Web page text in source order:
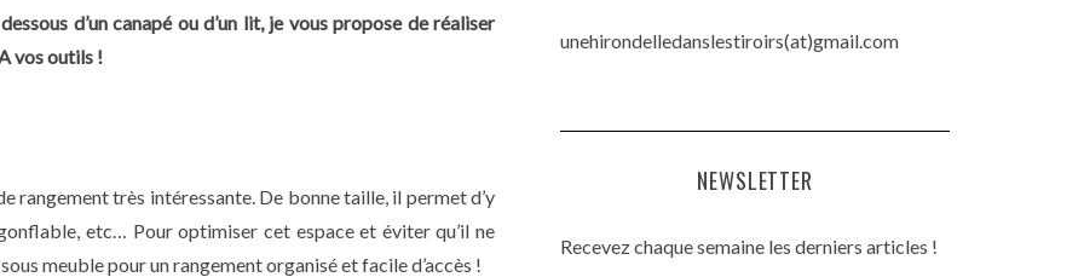
d’un canapé ou d’un lit, je vous propose de réaliser
vos outils !
rangement très intéressante. De bonne taille, il permet d’y
etc… Pour optimiser cet espace et éviter qu’il ne
meuble pour un rangement organisé et facile d’accès !
unehirondelledanslestiroirs(at)gmail.com
NEWSLETTER
Recevez chaque semaine les derniers articles !